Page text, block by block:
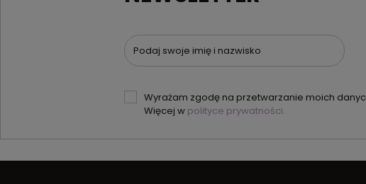
Podaj swoje imię i nazwisko
Wyrażam zgodę na przetwarzanie moich
Więcej w polityce prywatności.